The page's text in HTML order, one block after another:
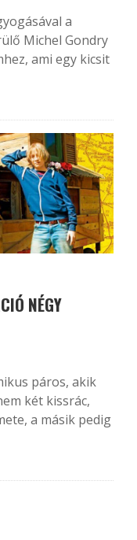
a
Michel Gondry
ami egy kicsit
NÉGY
páros, akik
két kissrác,
a másik pedig